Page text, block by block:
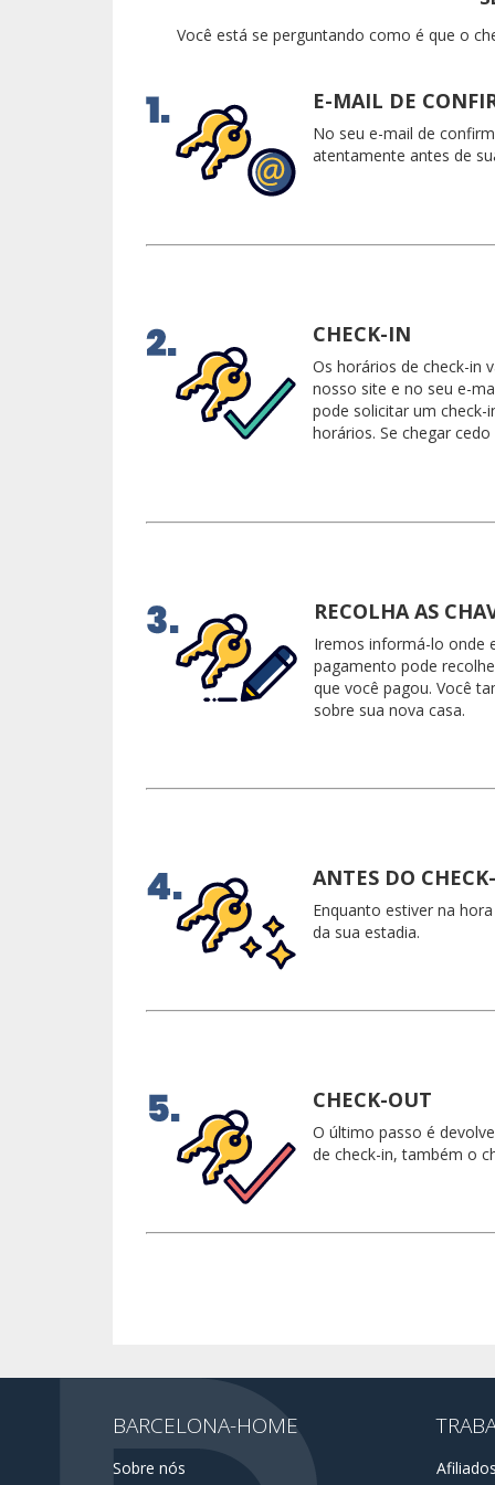
Você está se perguntando como é que o
E-MAIL DE
No seu e-mail de
atentamente antes de
CHECK-IN
Os horários de check-in
nosso site e no seu e-
pode solicitar um
horários. Se chegar
RECOLHA AS
Iremos informá-lo onde
pagamento pode
que você pagou. Você
sobre sua nova casa.
ANTES DO
Enquanto estiver na
da sua estadia.
CHECK-OUT
O último passo é
de check-in, também o
BARCELONA-HOME
Sobre nós